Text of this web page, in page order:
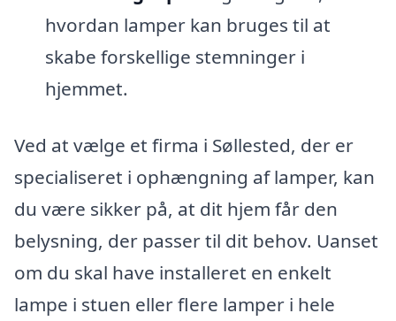
hvordan lamper kan bruges til at
skabe forskellige stemninger i
hjemmet.
Ved at vælge et firma i Søllested, der er
specialiseret i ophængning af lamper, kan
du være sikker på, at dit hjem får den
belysning, der passer til dit behov. Uanset
om du skal have installeret en enkelt
lampe i stuen eller flere lamper i hele